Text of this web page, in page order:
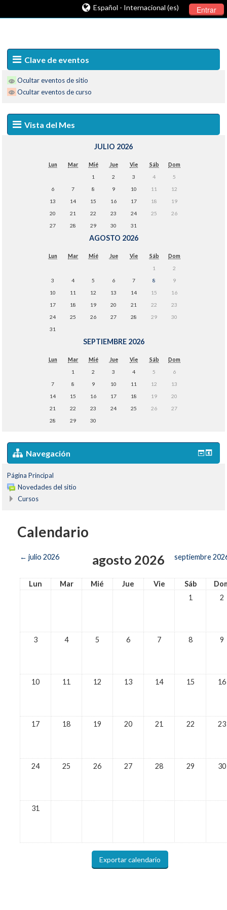
Entrar
Español - Internacional (es)
Clave de eventos
Ocultar eventos de sitio
Ocultar eventos de curso
Vista del Mes
JULIO 2026
Lun Mar Mié Jue Vie Sáb
Dom
1
2 3 4
5
6
7 8 9 10 11
12
13
14 15 16 17 18
19
20
21 22 23 24 25
26
27
28 29 30 31
AGOSTO 2026
Lun Mar Mié Jue Vie Sáb
Dom
1
2
3
4 5 6 7 8
9
10
11 12 13 14 15
16
17
18 19 20 21 22
23
24
25 26 27 28 29
30
31
SEPTIEMBRE 2026
Lun Mar Mié Jue Vie Sáb
Dom
1
2 3 4 5
6
7
8 9 10 11 12
13
14
15 16 17 18 19
20
21
22 23 24 25 26
27
28
29 30
Navegación
Página Principal
Novedades del sitio
Cursos
Calendario
← julio 2026 agosto 2026 septiembre
Lun Mar Mié Jue Vie Sáb
1
2
3 4 5 6 7 8 9
10 11 12 13 14 15 16
17 18 19 20 21 22 23
24 25 26 27 28 29 30
31